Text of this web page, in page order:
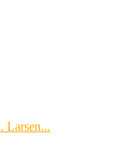
Larsen...